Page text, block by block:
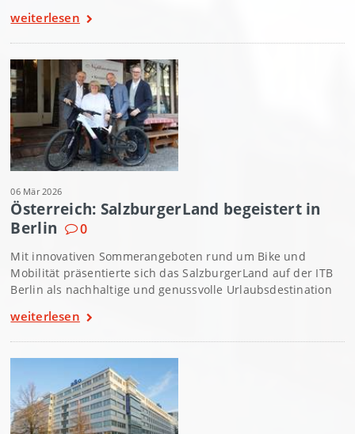
weiterlesen
06 Mär 2026
Österreich: SalzburgerLand begeistert in
Berlin
0
Mit innovativen Sommerangeboten rund um Bike und
Mobilität präsentierte sich das SalzburgerLand auf der ITB
Berlin als nachhaltige und genussvolle Urlaubsdestination
weiterlesen